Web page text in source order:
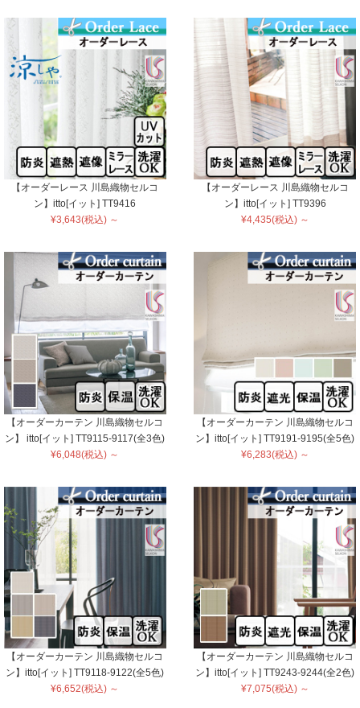
【オーダーレース 川島織物セルコ
ン】itto[イット] TT9416
¥3,643(税込) ～
【オーダーレース 川島織物セルコ
ン】itto[イット] TT9396
¥4,435(税込) ～
【オーダーカーテン 川島織物セルコ
ン】 itto[イット] TT9115-9117(全3色)
¥6,048(税込) ～
【オーダーカーテン 川島織物セルコ
ン】itto[イット] TT9191-9195(全5色)
¥6,283(税込) ～
【オーダーカーテン 川島織物セルコ
ン】itto[イット] TT9118-9122(全5色)
¥6,652(税込) ～
【オーダーカーテン 川島織物セルコ
ン】itto[イット] TT9243-9244(全2色)
¥7,075(税込) ～